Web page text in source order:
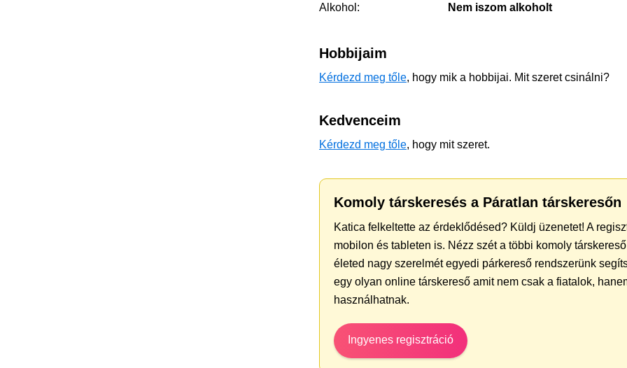
Alkohol:
Nem iszom alkoholt
Hobbijaim
Kérdezd meg tőle, hogy mik a hobbijai. Mit szeret csinálni?
Kedvenceim
Kérdezd meg tőle, hogy mit szeret.
Komoly társkeresés a Páratlan társkeresőn
Katica felkeltette az érdeklődésed? Küldj üzenetet! A
mobilon és tableten is. Nézz szét a többi komoly
életed nagy szerelmét egyedi párkereső rendszerünk
egy olyan online társkereső amit nem csak a fiatalok,
használhatnak.
Ingyenes regisztráció